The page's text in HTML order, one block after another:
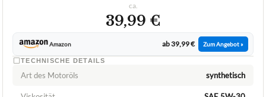
ca.
39,99 €
Amazon ab 39,99 € Zum Angebot »
TECHNISCHE DETAILS
Art des Motoröls synthetisch